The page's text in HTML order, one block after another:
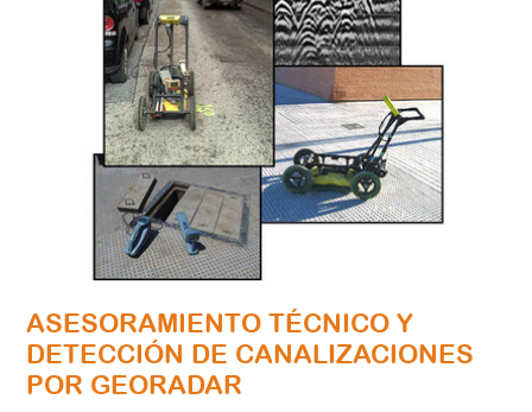
ASESORAMIENTO TÉCNICO Y
DETECCIÓN DE CANALIZACIONES
POR GEORADAR